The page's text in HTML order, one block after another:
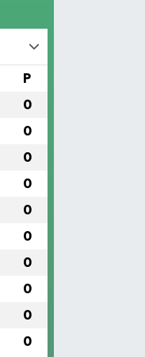
P
0
0
0
0
0
0
0
0
0
0